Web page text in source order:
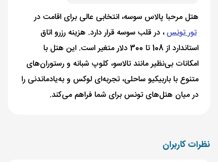
هتل مرحبا پالاس سوسه، انتخابی عالی برای اقامت در
تور تونس، در قلب سوسه قرار دارد. هزینه رزرو اتاق
استاندارد از 108 تا 300 دلار متغیر است. این هتل با
امکانات بی‌نظیر مانند تالاسو، کلوپ شبانه و رستوران‌های
متنوع با باربیکیو ساحلی، تجربه‌ای لوکس و به‌یادماندنی را
در میان هتل‌های تونس برای شما فراهم می‌کند.
نظرات کاربران